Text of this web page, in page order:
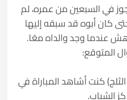
في السبعين من عمره، لم
كان أبوه قد سبقه إليها
عندما وجد والداه معًا.
المتوقع:
كنت أشاهد المباراة في
الشباب.